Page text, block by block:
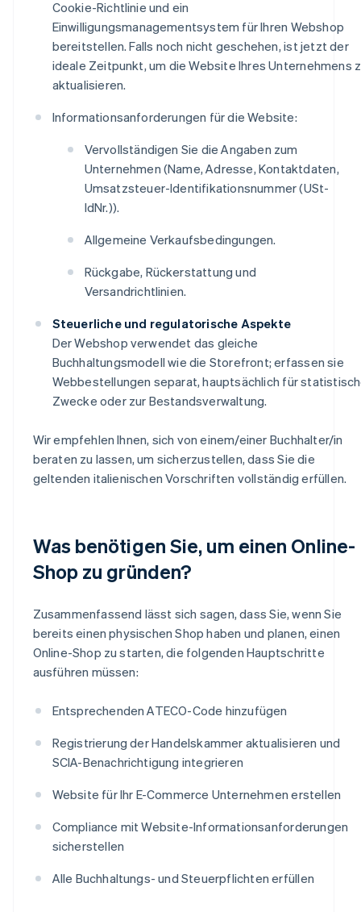
Cookie-Richtlinie und ein
Einwilligungsmanagementsystem für Ihren Webshop
bereitstellen. Falls noch nicht geschehen, ist jetzt der
ideale Zeitpunkt, um die Website Ihres Unternehmens
aktualisieren.
Informationsanforderungen für die Website:
Vervollständigen Sie die Angaben zum
Unternehmen (Name, Adresse, Kontaktdaten,
Umsatzsteuer-Identifikationsnummer (USt-
IdNr.)).
Allgemeine Verkaufsbedingungen.
Rückgabe, Rückerstattung und
Versandrichtlinien.
Steuerliche und regulatorische Aspekte
Der Webshop verwendet das gleiche
Buchhaltungsmodell wie die Storefront; erfassen sie
Webbestellungen separat, hauptsächlich für
Zwecke oder zur Bestandsverwaltung.
Wir empfehlen Ihnen, sich von einem/einer Buchhalter/in
beraten zu lassen, um sicherzustellen, dass Sie die
geltenden italienischen Vorschriften vollständig erfüllen.
Was benötigen Sie, um einen Online-
Shop zu gründen?
Zusammenfassend lässt sich sagen, dass Sie, wenn Sie
bereits einen physischen Shop haben und planen, einen
Online-Shop zu starten, die folgenden Hauptschritte
ausführen müssen:
Entsprechenden ATECO-Code hinzufügen
Registrierung der Handelskammer aktualisieren und
SCIA-Benachrichtigung integrieren
Website für Ihr E-Commerce Unternehmen erstellen
Compliance mit Website-Informationsanforderungen
sicherstellen
Alle Buchhaltungs- und Steuerpflichten erfüllen